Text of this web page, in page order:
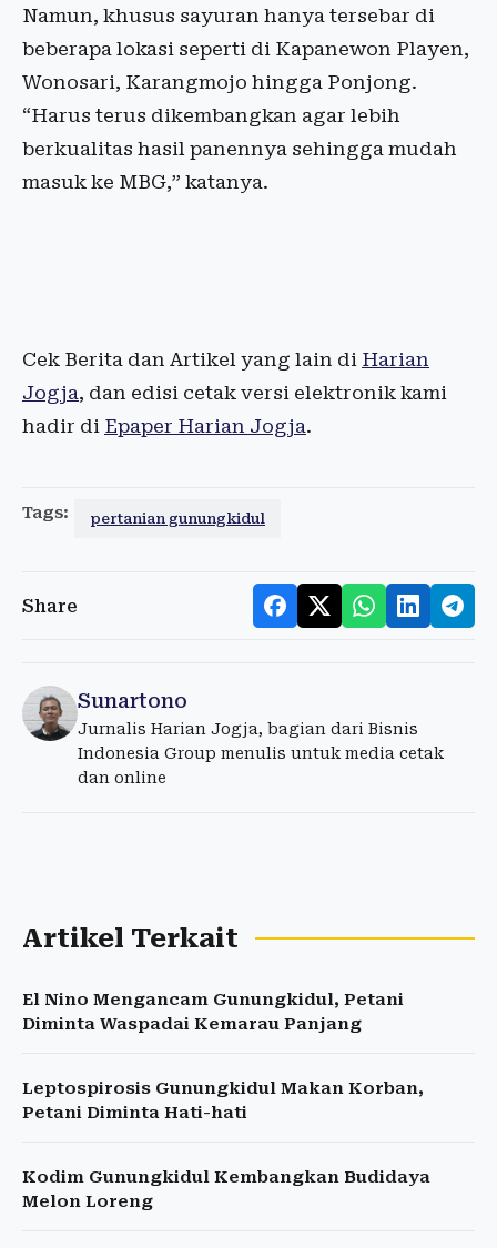
Namun, khusus sayuran hanya tersebar di
beberapa lokasi seperti di Kapanewon Playen,
Wonosari, Karangmojo hingga Ponjong.
“Harus terus dikembangkan agar lebih
berkualitas hasil panennya sehingga mudah
masuk ke MBG,” katanya.
Cek Berita dan Artikel yang lain di Harian
Jogja, dan edisi cetak versi elektronik kami
hadir di Epaper Harian Jogja.
Tags: pertanian gunungkidul
Share
Sunartono
Jurnalis Harian Jogja, bagian dari Bisnis
Indonesia Group menulis untuk media cetak
dan online
Artikel Terkait
El Nino Mengancam Gunungkidul, Petani
Diminta Waspadai Kemarau Panjang
Leptospirosis Gunungkidul Makan Korban,
Petani Diminta Hati-hati
Kodim Gunungkidul Kembangkan Budidaya
Melon Loreng